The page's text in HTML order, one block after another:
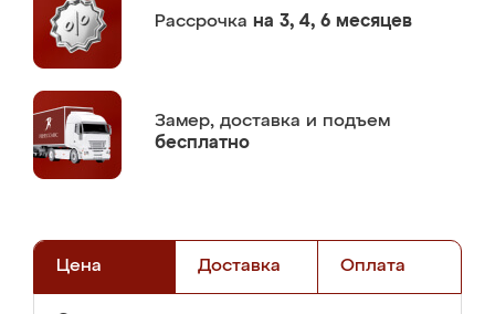
Рассрочка на 3, 4, 6 месяцев
Замер, доставка и подъем
бесплатно
Цена Доставка Оплата